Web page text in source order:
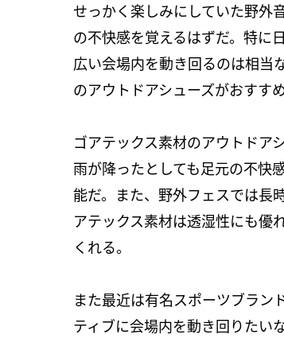
せっかく楽しみにしていた野外
の不快感を覚えるはずだ。特に
広い会場内を動き回るのは相当
のアウトドアシューズがおすすめ
ゴアテックス素材のアウトドア
雨が降ったとしても足元の不快
能だ。また、野外フェスでは長
アテックス素材は透湿性にも優
くれる。
また最近は有名スポーツブラン
ティブに会場内を動き回りたい